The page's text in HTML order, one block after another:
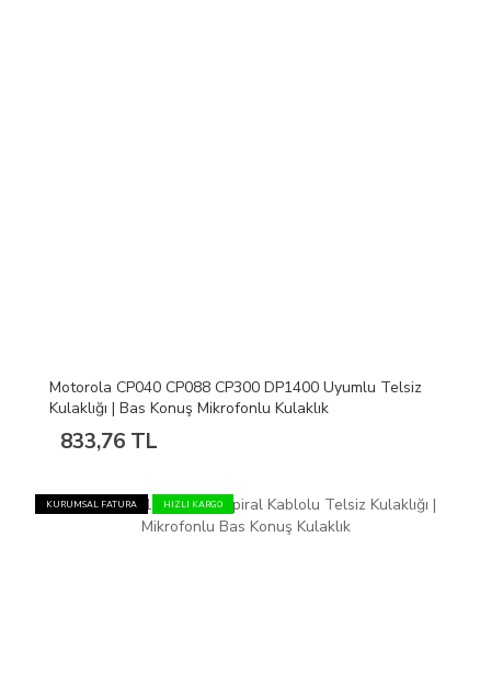
Motorola CP040 CP088 CP300 DP1400 Uyumlu Telsiz
Kulaklığı | Bas Konuş Mikrofonlu Kulaklık
833,76 TL
KURUMSAL FATURA HIZLI KARGO